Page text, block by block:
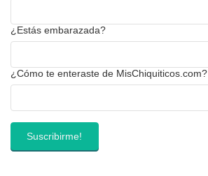
¿Estás embarazada?
¿Cómo te enteraste de MisChiquiticos.com?